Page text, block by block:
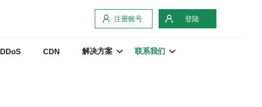
注册账号 登陆
DDoS CDN 解决方案 联系我们